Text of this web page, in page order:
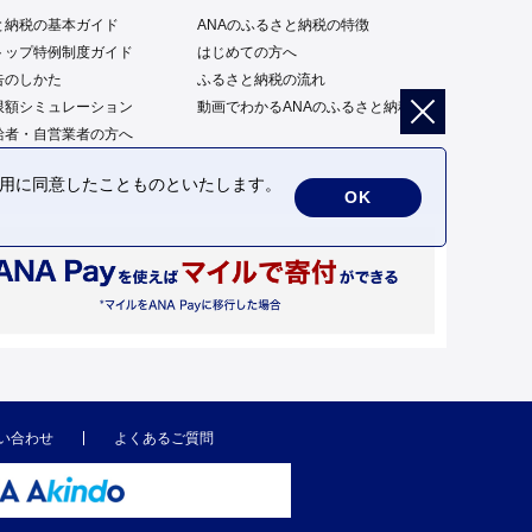
納税の基本ガイド
ANAのふるさと納税の特徴
ップ特例制度ガイド
はじめての方へ
のしかた
ふるさと納税の流れ
額シミュレーション
動画でわかるANAのふるさと納税
者・自営業者の方へ
合わせ よくあるご質問
同意したことものといたします。
OK